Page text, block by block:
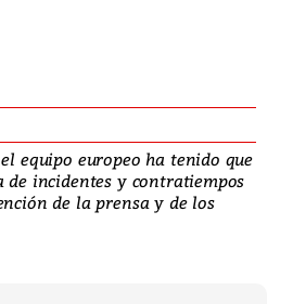
equipo europeo ha tenido que
de incidentes y contratiempos
de la prensa y de los